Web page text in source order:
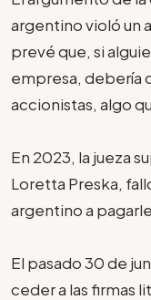
argentino violó un
prevé que, si
empresa, debería
accionistas, algo
En 2023, la jueza
Loretta Preska,
argentino a
El pasado 30 de
ceder a las firmas